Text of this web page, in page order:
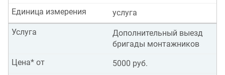
услуга
Единица измерения
Дополнительный выезд
бригады монтажников
Услуга
5000 руб.
Цена* от